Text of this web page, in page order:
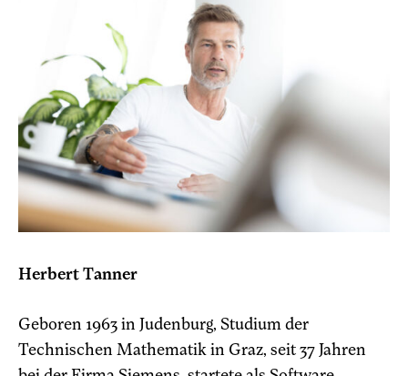
Herbert Tanner
Geboren 1963 in Judenburg, Studium der
Technischen Mathematik in Graz, seit 37 Jahren